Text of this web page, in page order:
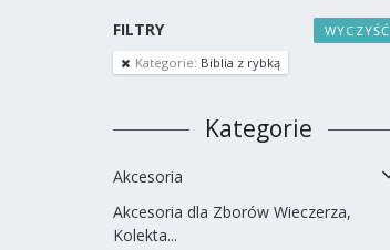
FILTRY
WYCZYŚĆ
Kategorie: Biblia z rybką
Kategorie
Akcesoria
Akcesoria dla Zborów Wieczerza,
Kolekta...